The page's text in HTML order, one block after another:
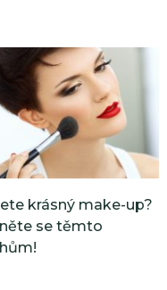
krásný make-up?
se těmto